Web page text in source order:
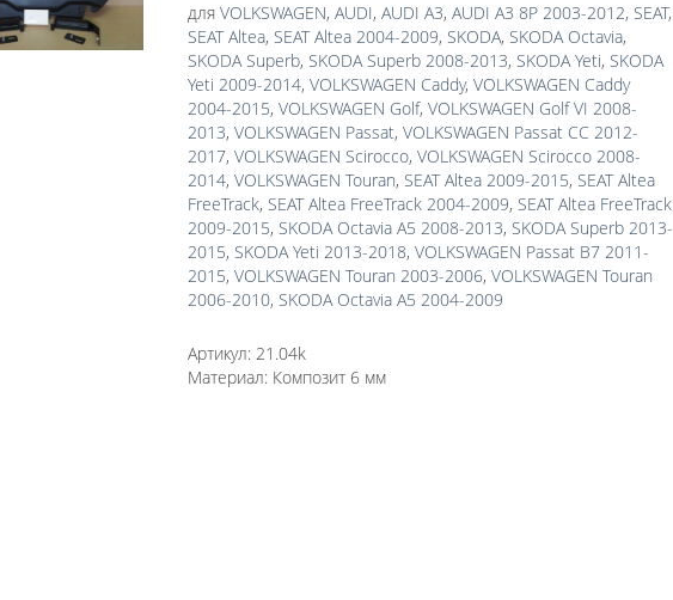
для VOLKSWAGEN, AUDI, AUDI A3, AUDI A3 8P 2003-2012, SEAT,
SEAT Altea, SEAT Altea 2004-2009, SKODA, SKODA Octavia,
SKODA Superb, SKODA Superb 2008-2013, SKODA Yeti, SKODA
Yeti 2009-2014, VOLKSWAGEN Caddy, VOLKSWAGEN Caddy
2004-2015, VOLKSWAGEN Golf, VOLKSWAGEN Golf VI 2008-
2013, VOLKSWAGEN Passat, VOLKSWAGEN Passat CC 2012-
2017, VOLKSWAGEN Scirocco, VOLKSWAGEN Scirocco 2008-
2014, VOLKSWAGEN Touran, SEAT Altea 2009-2015, SEAT Altea
FreeTrack, SEAT Altea FreeTrack 2004-2009, SEAT Altea FreeTrack
2009-2015, SKODA Octavia A5 2008-2013, SKODA Superb 2013-
2015, SKODA Yeti 2013-2018, VOLKSWAGEN Passat B7 2011-
2015, VOLKSWAGEN Touran 2003-2006, VOLKSWAGEN Touran
2006-2010, SKODA Octavia A5 2004-2009
Артикул: 21.04k
Материал: Композит 6 мм